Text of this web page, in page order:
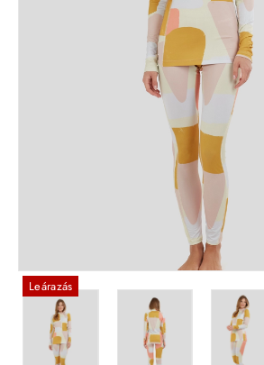
Leárazás